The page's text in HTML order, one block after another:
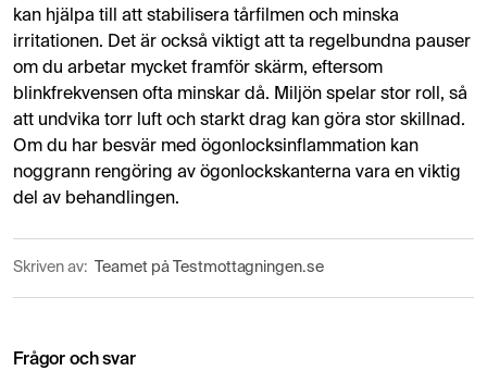
kan hjälpa till att stabilisera tårfilmen och minska
irritationen. Det är också viktigt att ta regelbundna pauser
om du arbetar mycket framför skärm, eftersom
blinkfrekvensen ofta minskar då. Miljön spelar stor roll, så
att undvika torr luft och starkt drag kan göra stor skillnad.
Om du har besvär med ögonlocksinflammation kan
noggrann rengöring av ögonlockskanterna vara en viktig
del av behandlingen.
Skriven av: Teamet på Testmottagningen.se
Frågor och svar